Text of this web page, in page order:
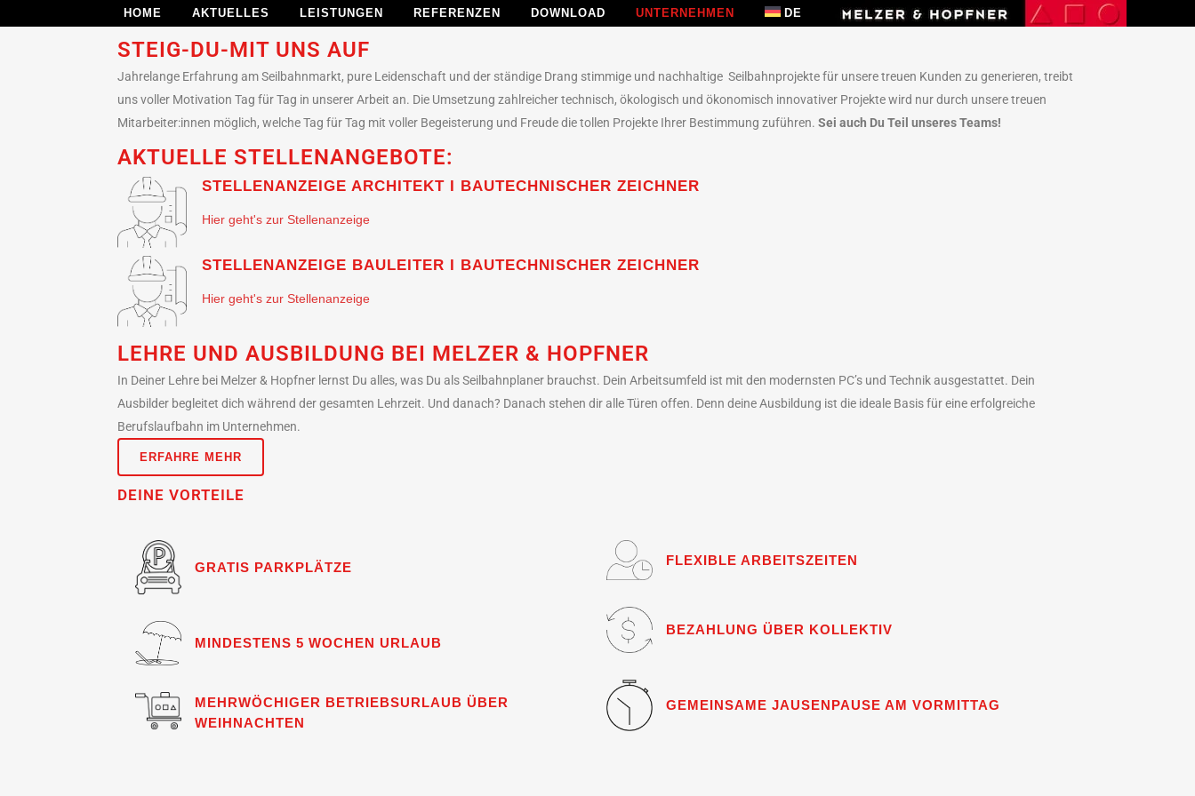
HOME AKTUELLES LEISTUNGEN REFERENZEN DOWNLOAD UNTERNEHMEN DE
STEIG-DU-MIT UNS AUF
Jahrelange Erfahrung am Seilbahnmarkt, pure Leidenschaft und der ständige Drang stimmige und nachhaltige Seilbahnprojekte für unsere treuen Kunden zu generieren, treibt
uns voller Motivation Tag für Tag in unserer Arbeit an. Die Umsetzung zahlreicher technisch, ökologisch und ökonomisch innovativer Projekte wird nur durch unsere treuen
Mitarbeiter:innen möglich, welche Tag für Tag mit voller Begeisterung und Freude die tollen Projekte Ihrer Bestimmung zuführen. Sei auch Du Teil unseres Teams!
AKTUELLE STELLENANGEBOTE:
STELLENANZEIGE ARCHITEKT I BAUTECHNISCHER ZEICHNER
Hier geht's zur Stellenanzeige
STELLENANZEIGE BAULEITER I BAUTECHNISCHER ZEICHNER
Hier geht's zur Stellenanzeige
LEHRE UND AUSBILDUNG BEI MELZER & HOPFNER
In Deiner Lehre bei Melzer & Hopfner lernst Du alles, was Du als Seilbahnplaner brauchst. Dein Arbeitsumfeld ist mit den modernsten PC’s und Technik ausgestattet. Dein
Ausbilder begleitet dich während der gesamten Lehrzeit. Und danach? Danach stehen dir alle Türen offen. Denn deine Ausbildung ist die ideale Basis für eine erfolgreiche
Berufslaufbahn im Unternehmen.
ERFAHRE MEHR
DEINE VORTEILE
GRATIS PARKPLÄTZE
MINDESTENS 5 WOCHEN URLAUB
MEHRWÖCHIGER BETRIEBSURLAUB ÜBER
WEIHNACHTEN
FLEXIBLE ARBEITSZEITEN
BEZAHLUNG ÜBER KOLLEKTIV
GEMEINSAME JAUSENPAUSE AM VORMITTAG